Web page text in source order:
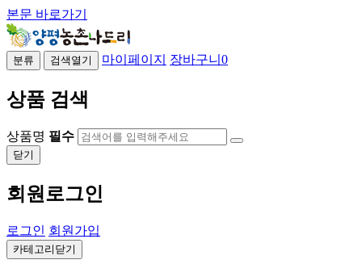
본문 바로가기
분류 검색열기 마이페이지 장바구니 0
상품 검색
상품명 필수
닫기
회원로그인
로그인 회원가입
카테고리닫기